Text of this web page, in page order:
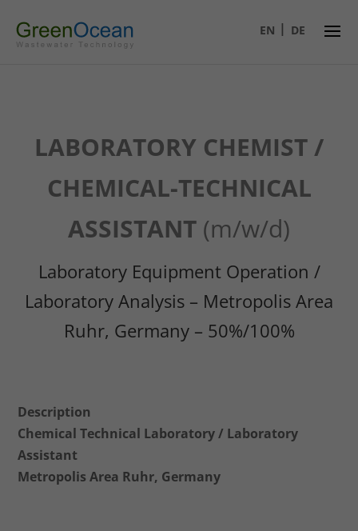
EN DE
LABORATORY CHEMIST /
CHEMICAL-TECHNICAL
ASSISTANT (m/w/d)
Laboratory Equipment Operation /
Laboratory Analysis – Metropolis Area
Ruhr, Germany – 50%/100%
Description
Chemical Technical Laboratory / Laboratory
Assistant
Metropolis Area Ruhr, Germany